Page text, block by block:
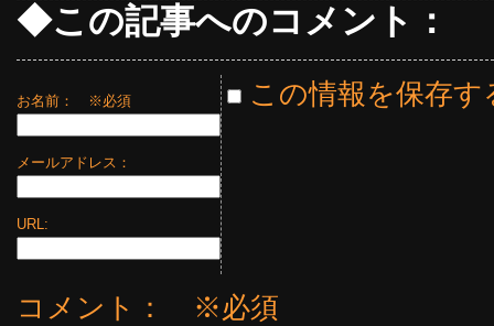
◆この記事へのコメント：
お名前： ※必須
メールアドレス：
URL:
この情報を保存す
コメント： ※必須